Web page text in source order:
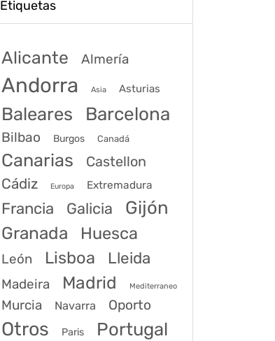
Etiquetas
Alicante Almería
Andorra Asia Asturias
Baleares Barcelona
Bilbao Burgos Canadá
Canarias
Castellon
Cádiz
Europa Extremadura
Francia Galicia Gijón
Granada Huesca
León Lisboa Lleida
Madeira Madrid Mediterraneo
Murcia Navarra Oporto
Otros Paris Portugal